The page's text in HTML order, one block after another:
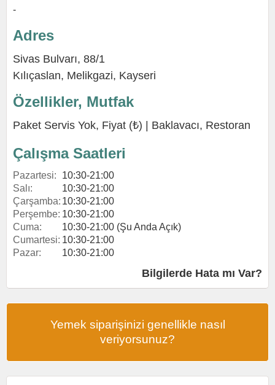
-
Adres
Sivas Bulvarı, 88/1
Kılıçaslan, Melikgazi, Kayseri
Özellikler, Mutfak
Paket Servis Yok, Fiyat (₺) | Baklavacı, Restoran
Çalışma Saatleri
Pazartesi:
10:30-21:00
Salı:
10:30-21:00
Çarşamba: 10:30-21:00
Perşembe: 10:30-21:00
Cuma:
10:30-21:00 (Şu Anda Açık)
Cumartesi: 10:30-21:00
Pazar:
10:30-21:00
Bilgilerde Hata mı Var?
Yemek siparişinizi genellikle nasıl
veriyorsunuz?